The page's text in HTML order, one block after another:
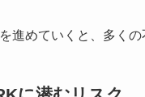
進めていくと、多く